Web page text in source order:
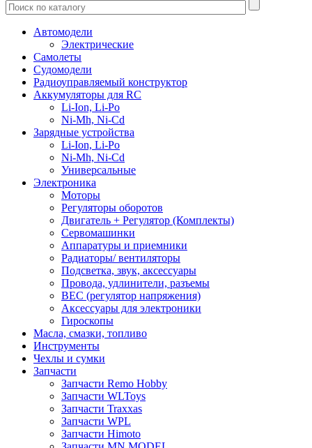
Автомодели
Электрические
Самолеты
Судомодели
Радиоуправляемый конструктор
Аккумуляторы для RC
Li-Ion, Li-Po
Ni-Mh, Ni-Cd
Зарядные устройства
Li-Ion, Li-Po
Ni-Mh, Ni-Cd
Универсальные
Электроника
Моторы
Регуляторы оборотов
Двигатель + Регулятор (Комплекты)
Сервомашинки
Аппаратуры и приемники
Радиаторы/ вентиляторы
Подсветка, звук, аксессуары
Провода, удлинители, разъемы
BEC (регулятор напряжения)
Аксессуары для электроники
Гироскопы
Масла, смазки, топливо
Инструменты
Чехлы и сумки
Запчасти
Запчасти Remo Hobby
Запчасти WLToys
Запчасти Traxxas
Запчасти WPL
Запчасти Himoto